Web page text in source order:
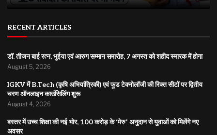
RECENT ARTICLES
डॉ. तीजन बाई रत्न, भुईया एवं आरुग सम्मान समारोह, 7 अगस्त को शहीद स्मारक में होगा
August 5, 2026
IGKV में B.Tech (कृषि अभियांत्रिकी) एवं फूड टेक्नोलॉजी की रिक्त सीटों पर द्वितीय
चरण ऑनलाइन काउंसिलिंग शुरू
August 4, 2026
बस्तर में उच्च शिक्षा की नई भोर, 100 करोड़ के ‘मेरु’ अनुदान से युवाओं को मिलेंगे नए
अवसर